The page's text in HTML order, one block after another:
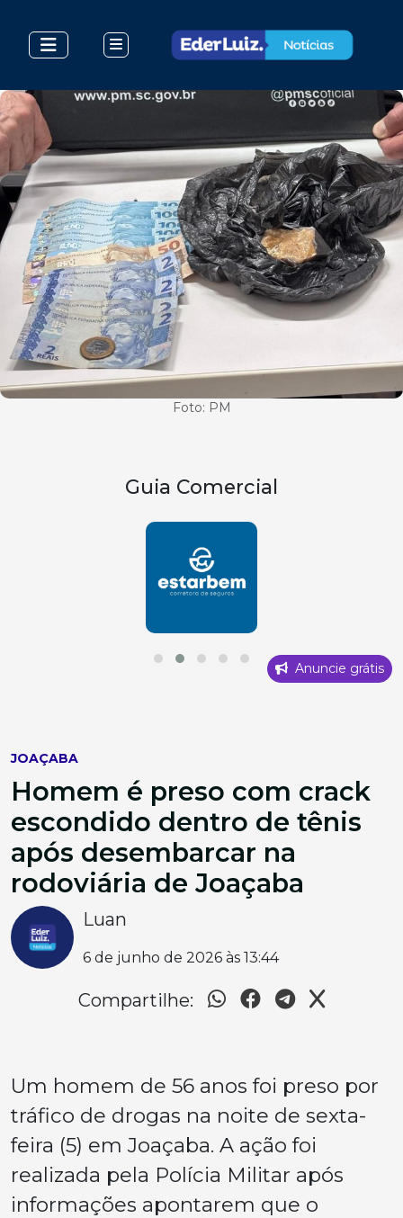
Foto: PM
Guia Comercial
Anuncie grátis
JOAÇABA
Homem é preso com crack
escondido dentro de tênis
após desembarcar na
rodoviária de Joaçaba
Luan
6 de junho de 2026 às 13:44
Compartilhe:
Um homem de 56 anos foi preso por
tráfico de drogas na noite de sexta-
feira (5) em Joaçaba. A ação foi
realizada pela Polícia Militar após
informações apontarem que o